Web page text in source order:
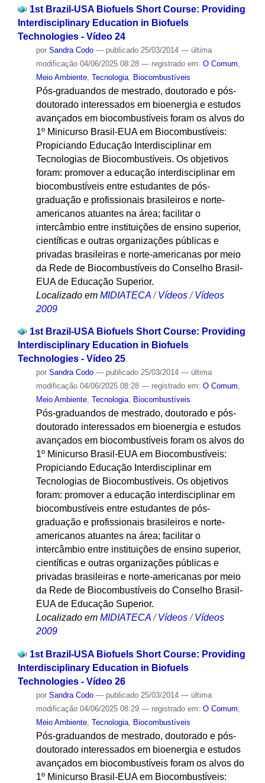
1st Brazil-USA Biofuels Short Course: Providing
Interdisciplinary Education in Biofuels
Technologies - Vídeo 24
por Sandra Codo — publicado25/03/2014 — última
modificação04/06/2025 08:28 — registrado em: O Comum
Meio Ambiente, Tecnologia, Biocombustíveis
Pós-graduandos de mestrado, doutorado e pós-
doutorado interessados em bioenergia e estudos
avançados em biocombustíveis foram os alvos do
1º Minicurso Brasil-EUA em Biocombustíveis:
Propiciando Educação Interdisciplinar em
Tecnologias de Biocombustíveis. Os objetivos
foram: promover a educação interdisciplinar em
biocombustíveis entre estudantes de pós-
graduação e profissionais brasileiros e norte-
americanos atuantes na área; facilitar o
intercâmbio entre instituições de ensino superior,
científicas e outras organizações públicas e
privadas brasileiras e norte-americanas por meio
da Rede de Biocombustíveis do Conselho Brasil-
EUA de Educação Superior.
Localizado em MIDIATECA /Vídeos /Vídeos
2009
1st Brazil-USA Biofuels Short Course: Providing
Interdisciplinary Education in Biofuels
Technologies - Vídeo 25
por Sandra Codo — publicado25/03/2014 — última
modificação04/06/2025 08:28 — registrado em: O Comum,
Meio Ambiente, Tecnologia, Biocombustíveis
Pós-graduandos de mestrado, doutorado e pós-
doutorado interessados em bioenergia e estudos
avançados em biocombustíveis foram os alvos do
1º Minicurso Brasil-EUA em Biocombustíveis:
Propiciando Educação Interdisciplinar em
Tecnologias de Biocombustíveis. Os objetivos
foram: promover a educação interdisciplinar em
biocombustíveis entre estudantes de pós-
graduação e profissionais brasileiros e norte-
americanos atuantes na área; facilitar o
intercâmbio entre instituições de ensino superior,
científicas e outras organizações públicas e
privadas brasileiras e norte-americanas por meio
da Rede de Biocombustíveis do Conselho Brasil-
EUA de Educação Superior.
Localizado em MIDIATECA / Vídeos / Vídeos
2009
1st Brazil-USA Biofuels Short Course: Providing
Interdisciplinary Education in Biofuels
Technologies - Vídeo 26
por Sandra Codo — publicado25/03/2014 — última
modificação04/06/2025 08:29 — registrado em: O Comum,
Meio Ambiente, Tecnologia, Biocombustíveis
Pós-graduandos de mestrado, doutorado e pós-
doutorado interessados em bioenergia e estudos
avançados em biocombustíveis foram os alvos do
1º Minicurso Brasil-EUA em Biocombustíveis: